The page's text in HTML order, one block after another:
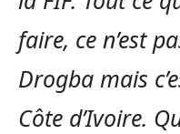
faire, ce n’est
Drogba mais
Côte d’Ivoire.